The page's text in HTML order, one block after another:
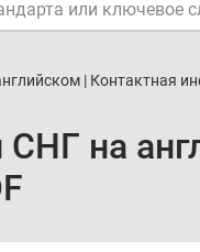
| Контактная
на